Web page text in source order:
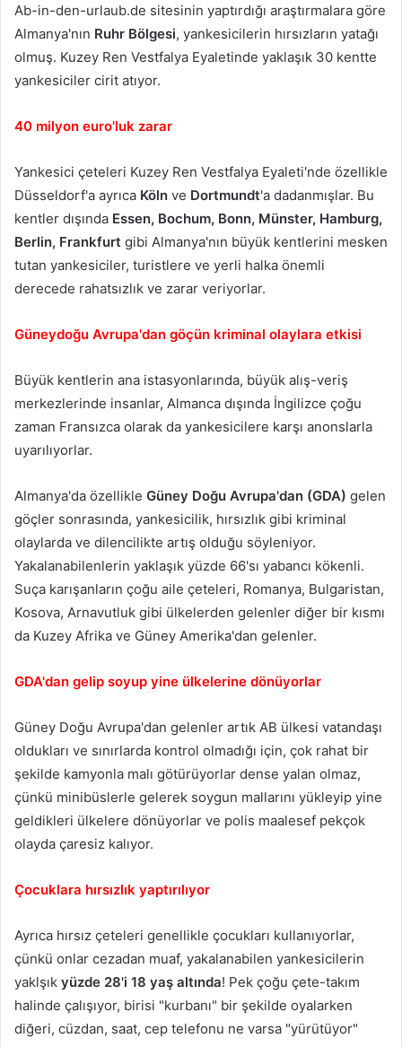
Ab-in-den-urlaub.de sitesinin yaptırdığı araştırmalara göre
Almanya'nın Ruhr Bölgesi, yankesicilerin hırsızların yatağı
olmuş. Kuzey Ren Vestfalya Eyaletinde yaklaşık 30 kentte
yankesiciler cirit atıyor.
40 milyon euro'luk zarar
Yankesici çeteleri Kuzey Ren Vestfalya Eyaleti'nde özellikle
Düsseldorf'a ayrıca Köln ve Dortmundt'a dadanmışlar. Bu
kentler dışında Essen, Bochum, Bonn, Münster, Hamburg,
Berlin, Frankfurt gibi Almanya'nın büyük kentlerini mesken
tutan yankesiciler, turistlere ve yerli halka önemli
derecede rahatsızlık ve zarar veriyorlar.
Güneydoğu Avrupa'dan göçün kriminal olaylara etkisi
Büyük kentlerin ana istasyonlarında, büyük alış-veriş
merkezlerinde insanlar, Almanca dışında İngilizce çoğu
zaman Fransızca olarak da yankesicilere karşı anonslarla
uyarılıyorlar.
Almanya'da özellikle Güney Doğu Avrupa'dan (GDA) gelen
göçler sonrasında, yankesicilik, hırsızlık gibi kriminal
olaylarda ve dilencilikte artış olduğu söyleniyor.
Yakalanabilenlerin yaklaşık yüzde 66'sı yabancı kökenli.
Suça karışanların çoğu aile çeteleri, Romanya, Bulgaristan,
Kosova, Arnavutluk gibi ülkelerden gelenler diğer bir kısmı
da Kuzey Afrika ve Güney Amerika'dan gelenler.
GDA'dan gelip soyup yine ülkelerine dönüyorlar
Güney Doğu Avrupa'dan gelenler artık AB ülkesi vatandaşı
oldukları ve sınırlarda kontrol olmadığı için, çok rahat bir
şekilde kamyonla malı götürüyorlar dense yalan olmaz,
çünkü minibüslerle gelerek soygun mallarını yükleyip yine
geldikleri ülkelere dönüyorlar ve polis maalesef pekçok
olayda çaresiz kalıyor.
Çocuklara hırsızlık yaptırılıyor
Ayrıca hırsız çeteleri genellikle çocukları kullanıyorlar,
çünkü onlar cezadan muaf, yakalanabilen yankesicilerin
yaklşık yüzde 28'i 18 yaş altında! Pek çoğu çete-takım
halinde çalışıyor, birisi "kurbanı" bir şekilde oyalarken
diğeri, cüzdan, saat, cep telefonu ne varsa "yürütüyor"